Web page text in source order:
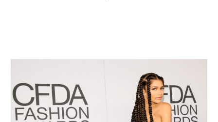
r
e
d
e
2